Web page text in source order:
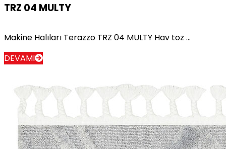
TRZ 04 MULTY
Makine Halıları Terazzo TRZ 04 MULTY Hav toz ...
DEVAMI